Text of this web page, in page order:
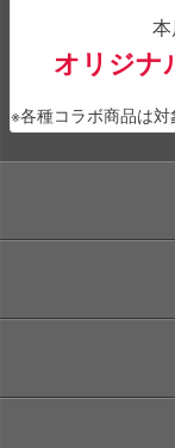
本
オリジナ
※各種コラボ商品は対